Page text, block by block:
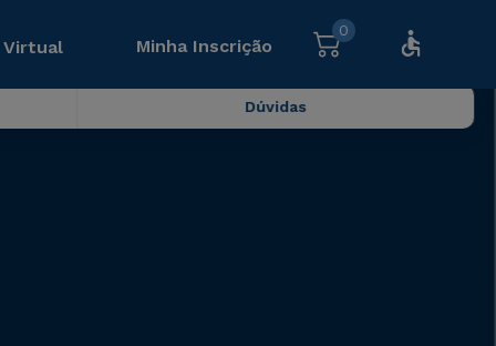
Virtual Minha Inscrição
0
Dúvidas